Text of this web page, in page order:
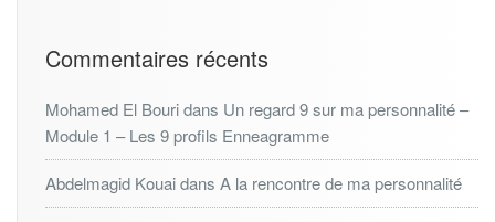
Commentaires récents
Mohamed El Bouridans Un regard 9 sur ma personnalité –
Module 1 – Les 9 profils Enneagramme
Abdelmagid Kouaidans A la rencontre de ma personnalité